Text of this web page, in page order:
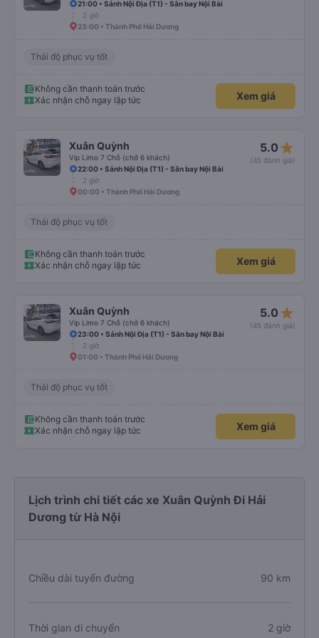
21:00 • Sảnh Nội Địa (T1) - Sân bay Nội Bài
2 giờ
23:00 • Thành Phố Hải Dương
Thái độ phục vụ tốt
Không cần thanh toán trước
Xác nhận chỗ ngay lập tức
Xem giá
Xuân Quỳnh
Vip Limo 7 Chỗ (chở 6 khách)
5.0 star_rate
(45 đánh giá)
22:00 • Sảnh Nội Địa (T1) - Sân bay Nội Bài
2 giờ
00:00 • Thành Phố Hải Dương
Thái độ phục vụ tốt
Không cần thanh toán trước
Xác nhận chỗ ngay lập tức
Xem giá
Xuân Quỳnh
Vip Limo 7 Chỗ (chở 6 khách)
5.0 star_rate
(45 đánh giá)
23:00 • Sảnh Nội Địa (T1) - Sân bay Nội Bài
2 giờ
01:00 • Thành Phố Hải Dương
Thái độ phục vụ tốt
Không cần thanh toán trước
Xác nhận chỗ ngay lập tức
Xem giá
Lịch trình chi tiết các xe Xuân Quỳnh Đi Hải
Dương từ Hà Nội
Chiều dài tuyến đường 90 km
Thời gian di chuyển 2 giờ